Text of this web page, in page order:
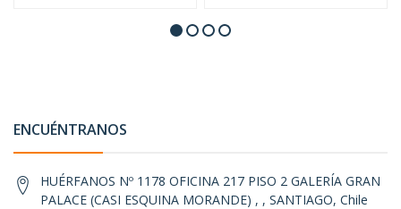
ENCUÉNTRANOS
HUÉRFANOS Nº 1178 OFICINA 217 PISO 2 GALERÍA GRAN
PALACE (CASI ESQUINA MORANDE) , , SANTIAGO, Chile